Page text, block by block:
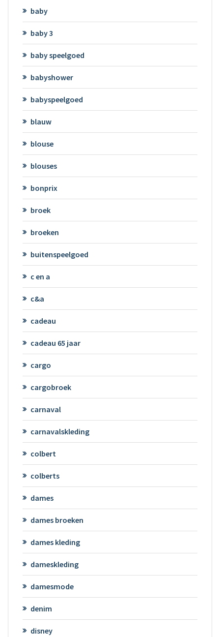
baby
baby 3
baby speelgoed
babyshower
babyspeelgoed
blauw
blouse
blouses
bonprix
broek
broeken
buitenspeelgoed
c en a
c&a
cadeau
cadeau 65 jaar
cargo
cargobroek
carnaval
carnavalskleding
colbert
colberts
dames
dames broeken
dames kleding
dameskleding
damesmode
denim
disney